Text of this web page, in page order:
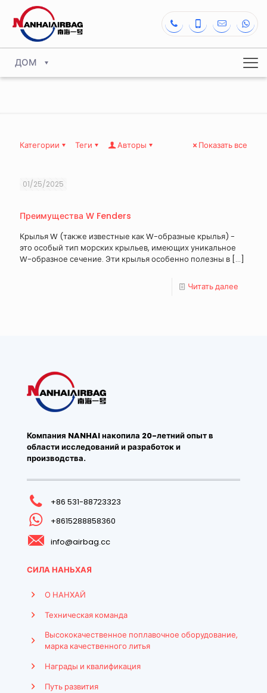
ДОМ
Категории Теги Авторы Показать все
01/25/2025
Преимущества W Fenders
Крылья W (также известные как W-образные крылья) -
это особый тип морских крыльев, имеющих уникальное
W-образное сечение. Эти крылья особенно полезны в […]
Читать далее
Компания NANHAI накопила 20-летний опыт в
области исследований и разработок и
производства.
+86 531-88723323
+8615288858360
info@airbag.cc
СИЛА НАНЬХАЯ
О НАНХАЙ
Техническая команда
Высококачественное поплавочное оборудование,
марка качественного литья
Награды и квалификация
Путь развития